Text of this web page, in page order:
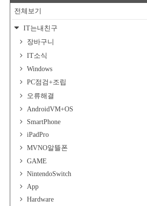
전체보기
IT는내친구
장바구니
IT소식
Windows
PC점검+조립
오류해결
AndroidVM+OS
SmartPhone
iPadPro
MVNO알뜰폰
GAME
NintendoSwitch
App
Hardware